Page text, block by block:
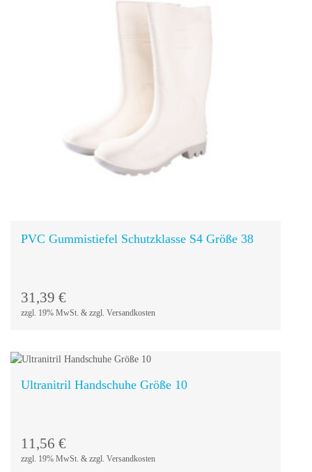
PVC Gummistiefel Schutzklasse S4 Größe 38
31,39 €
zzgl. 19% MwSt. & zzgl. Versandkosten
Ultranitril Handschuhe Größe 10
11,56 €
zzgl. 19% MwSt. & zzgl. Versandkosten